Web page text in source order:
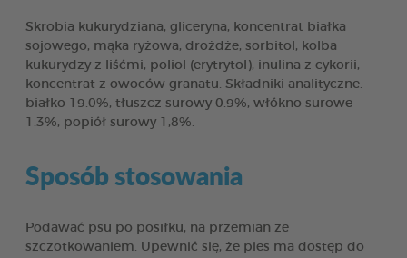
Skrobia kukurydziana, gliceryna, koncentrat białka
sojowego, mąka ryżowa, drożdże, sorbitol, kolba
kukurydzy z liśćmi, poliol (erytrytol), inulina z cykorii,
koncentrat z owoców granatu. Składniki analityczne:
białko 19.0%, tłuszcz surowy 0.9%, włókno surowe
1.3%, popiół surowy 1,8%.
Sposób stosowania
Podawać psu po posiłku, na przemian ze
szczotkowaniem. Upewnić się, że pies ma dostęp do